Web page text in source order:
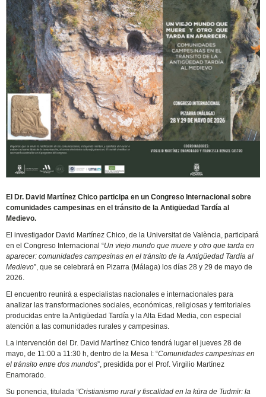
El Dr. David Martínez Chico participa en un Congreso Internacional sobre
comunidades campesinas en el tránsito de la Antigüedad Tardía al
Medievo.
El investigador David Martínez Chico, de la Universitat de València, participará
en el Congreso Internacional “Un viejo mundo que muere y otro que tarda en
aparecer: comunidades campesinas en el tránsito de la Antigüedad Tardía al
Medievo”, que se celebrará en Pizarra (Málaga) los días 28 y 29 de mayo de
2026.
El encuentro reunirá a especialistas nacionales e internacionales para
analizar las transformaciones sociales, económicas, religiosas y territoriales
producidas entre la Antigüedad Tardía y la Alta Edad Media, con especial
atención a las comunidades rurales y campesinas.
La intervención del Dr. David Martínez Chico tendrá lugar el jueves 28 de
mayo, de 11:00 a 11:30 h, dentro de la Mesa I: “Comunidades campesinas en
el tránsito entre dos mundos”, presidida por el Prof. Virgilio Martínez
Enamorado.
Su ponencia, titulada “Cristianismo rural y fiscalidad en la kūra de Tudmīr: la